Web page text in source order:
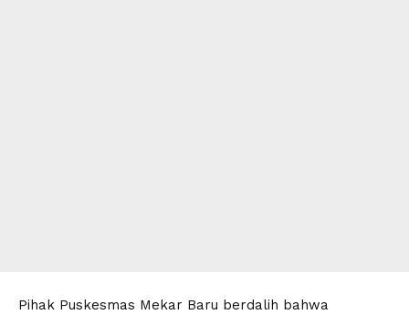
Pihak Puskesmas Mekar Baru berdalih bahwa